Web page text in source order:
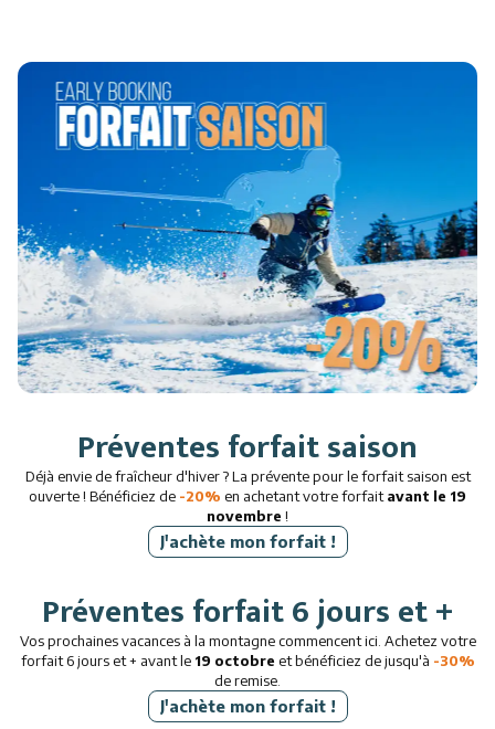
Préventes forfait saison
Déjà envie de fraîcheur d'hiver ? La prévente pour le forfait saison est
ouverte ! Bénéficiez de -20% en achetant votre forfaitavant le 19
novembre !
J'achète mon forfait !
Préventes forfait 6 jours et +
Vos prochaines vacances à la montagne commencent ici. Achetez votre
forfait 6 jours et + avant le 19 octobre et bénéficiez de jusqu'à -30%
de remise.
J'achète mon forfait !